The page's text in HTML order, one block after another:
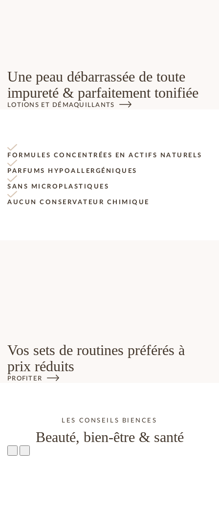
Une peau débarrassée de toute
impureté & parfaitement tonifiée
LOTIONS ET DÉMAQUILLANTS
FORMULES CONCENTRÉES EN ACTIFS NATURELS
PARFUMS HYPOALLERGÉNIQUES
SANS MICROPLASTIQUES
AUCUN CONSERVATEUR CHIMIQUE
Vos sets de routines préférés à
prix réduits
PROFITER
LES CONSEILS BIENCES
Beauté, bien-être & santé